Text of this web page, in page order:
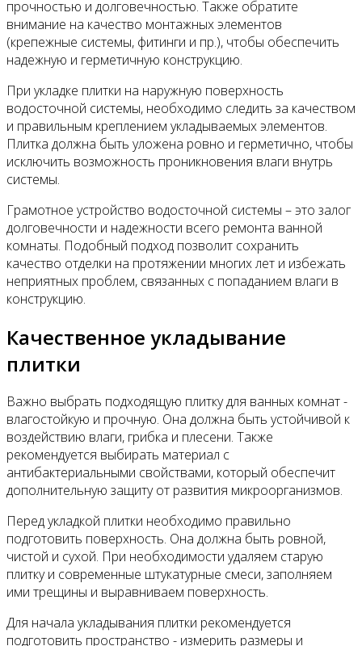
прочностью и долговечностью. Также обратите
внимание на качество монтажных элементов
(крепежные системы, фитинги и пр.), чтобы обеспечить
надежную и герметичную конструкцию.
При укладке плитки на наружную поверхность
водосточной системы, необходимо следить за качеством
и правильным креплением укладываемых элементов.
Плитка должна быть уложена ровно и герметично, чтобы
исключить возможность проникновения влаги внутрь
системы.
Грамотное устройство водосточной системы – это залог
долговечности и надежности всего ремонта ванной
комнаты. Подобный подход позволит сохранить
качество отделки на протяжении многих лет и избежать
неприятных проблем, связанных с попаданием влаги в
конструкцию.
Качественное укладывание
плитки
Важно выбрать подходящую плитку для ванных комнат -
влагостойкую и прочную. Она должна быть устойчивой к
воздействию влаги, грибка и плесени. Также
рекомендуется выбирать материал с
антибактериальными свойствами, который обеспечит
дополнительную защиту от развития микроорганизмов.
Перед укладкой плитки необходимо правильно
подготовить поверхность. Она должна быть ровной,
чистой и сухой. При необходимости удаляем старую
плитку и современные штукатурные смеси, заполняем
ими трещины и выравниваем поверхность.
Для начала укладывания плитки рекомендуется
подготовить пространство - измерить размеры и